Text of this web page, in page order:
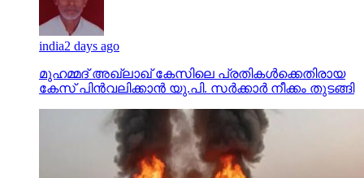
india2 days ago
മുഹമ്മദ് അഖ്‌ലാഖ് കേസിലെ പ്രതികള്‍ക്കെതിരായ
കേസ് പിന്‍വലിക്കാന്‍ യു.പി. സര്‍ക്കാര്‍ നീക്കം തുടങ്ങി